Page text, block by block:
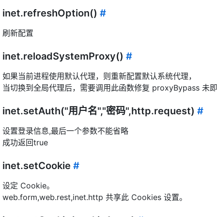
inet.refreshOption() #
刷新配置
inet.reloadSystemProxy() #
如果当前进程使用默认代理，则重新配置默认系统代理，
当切换到全局代理后，需要调用此函数修复 proxyBypass 未即
inet.setAuth("用户名","密码",http.request) #
设置登录信息,最后一个参数不能省略
成功返回true
inet.setCookie #
设定 Cookie。
web.form,web.rest,inet.http 共享此 Cookies 设置。